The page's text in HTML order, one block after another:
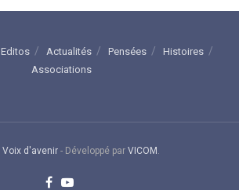
Editos Actualités Pensées
Histoires
Associations
Voix d'avenir- Développé par VICOM